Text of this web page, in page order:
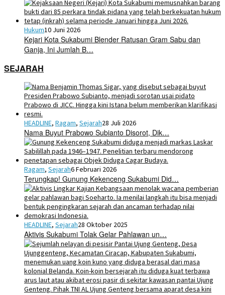
Hukum10 Juni 2026
Kejari Kota Sukabumi Blender Ratusan Gram Sabu dan
Ganja, Ini Jumlah B…
SEJARAH
HEADLINE, Ragam, Sejarah28 Juli 2026
Nama Buyut Prabowo Subianto Disorot, Dik…
Ragam, Sejarah6 Februari 2026
Terungkap! Gunung Kekenceng Sukabumi Did…
HEADLINE, Sejarah28 Oktober 2025
Aktivis Sukabumi Tolak Gelar Pahlawan un…